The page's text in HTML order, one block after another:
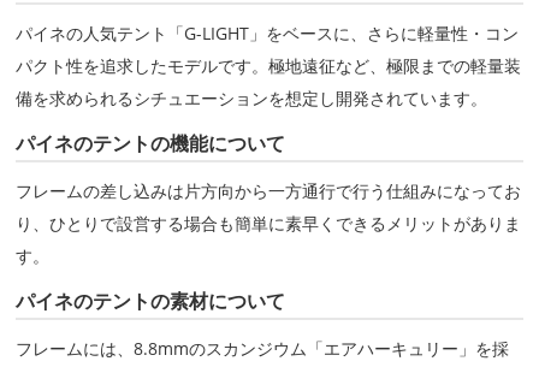
パイネの人気テント「G-LIGHT」をベースに、さらに軽量性・コン
パクト性を追求したモデルです。極地遠征など、極限までの軽量装
備を求められるシチュエーションを想定し開発されています。
パイネのテントの機能について
フレームの差し込みは片方向から一方通行で行う仕組みになってお
り、ひとりで設営する場合も簡単に素早くできるメリットがありま
す。
パイネのテントの素材について
フレームには、8.8mmのスカンジウム「エアハーキュリー」を採